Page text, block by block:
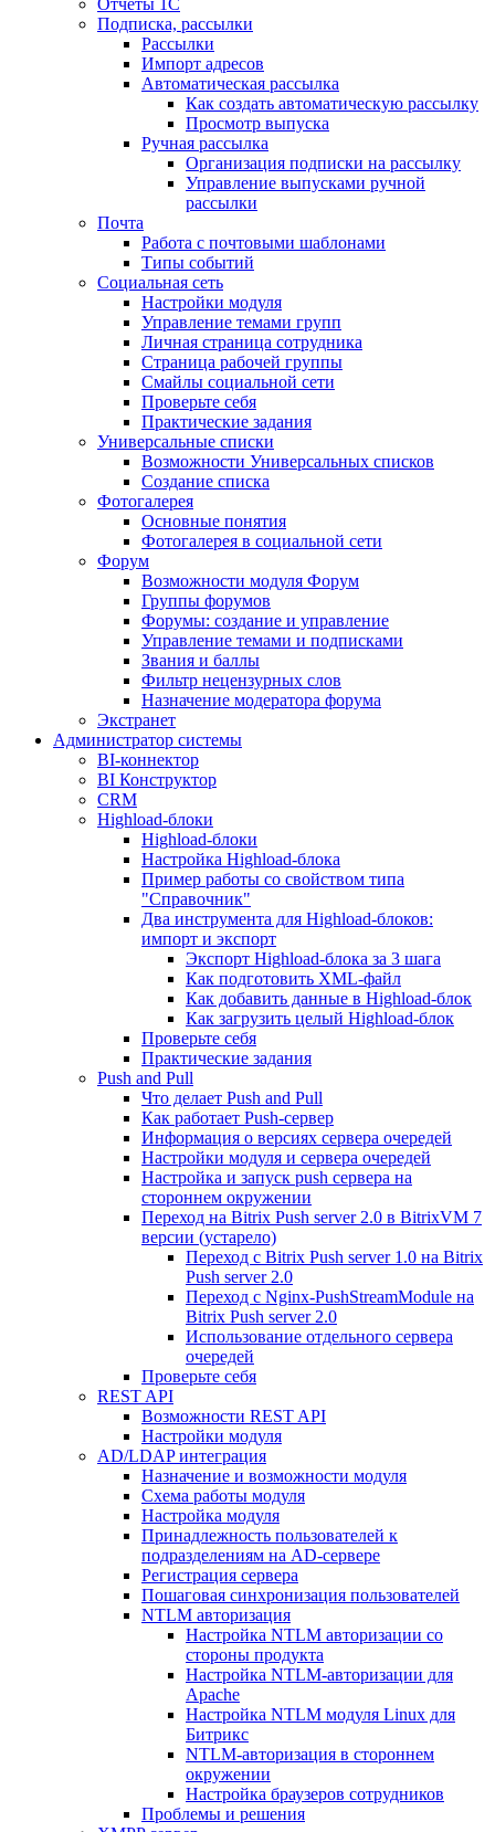
Отчеты 1С
Подписка, рассылки
Рассылки
Импорт адресов
Автоматическая рассылка
Как создать автоматическую рассылку
Просмотр выпуска
Ручная рассылка
Организация подписки на рассылку
Управление выпусками ручной
рассылки
Почта
Работа с почтовыми шаблонами
Типы событий
Социальная сеть
Настройки модуля
Управление темами групп
Личная страница сотрудника
Страница рабочей группы
Смайлы социальной сети
Проверьте себя
Практические задания
Универсальные списки
Возможности Универсальных списков
Создание списка
Фотогалерея
Основные понятия
Фотогалерея в социальной сети
Форум
Возможности модуля Форум
Группы форумов
Форумы: создание и управление
Управление темами и подписками
Звания и баллы
Фильтр нецензурных слов
Назначение модератора форума
Экстранет
Администратор системы
BI-коннектор
BI Конструктор
CRM
Highload-блоки
Highload-блоки
Настройка Highload-блока
Пример работы со свойством типа
"Справочник"
Два инструмента для Highload-блоков:
импорт и экспорт
Экспорт Highload-блока за 3 шага
Как подготовить XML-файл
Как добавить данные в Highload-блок
Как загрузить целый Highload-блок
Проверьте себя
Практические задания
Push and Pull
Что делает Push and Pull
Как работает Push-сервер
Информация о версиях сервера очередей
Настройки модуля и сервера очередей
Настройка и запуск push сервера на
стороннем окружении
Переход на Bitrix Push server 2.0 в BitrixVM 7
версии (устарело)
Переход с Bitrix Push server 1.0 на Bitrix
Push server 2.0
Переход с Nginx-PushStreamModule на
Bitrix Push server 2.0
Использование отдельного сервера
очередей
Проверьте себя
REST API
Возможности REST API
Настройки модуля
AD/LDAP интеграция
Назначение и возможности модуля
Схема работы модуля
Настройка модуля
Принадлежность пользователей к
подразделениям на AD-сервере
Регистрация сервера
Пошаговая синхронизация пользователей
NTLM авторизация
Настройка NTLM авторизации со
стороны продукта
Настройка NTLM-авторизации для
Apache
Настройка NTLM модуля Linux для
Битрикс
NTLM-авторизация в стороннем
окружении
Настройка браузеров сотрудников
Проблемы и решения